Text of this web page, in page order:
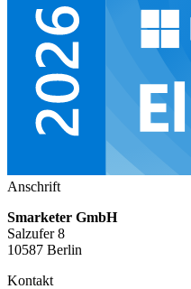
Anschrift
Smarketer GmbH
Salzufer 8
10587 Berlin
Kontakt